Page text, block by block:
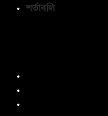
শর্তাবলি